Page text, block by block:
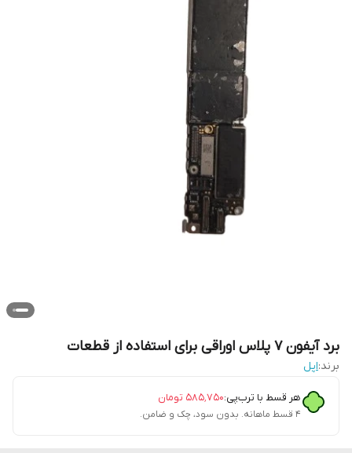
برد آیفون 7 پلاس اوراقی برای استفاده از قطعات
برند:اپل
هر قسط با ترب‌پی:۵۸۵٬۷۵۰ تومان
۴ قسط ماهانه. بدون سود، چک و ضامن.